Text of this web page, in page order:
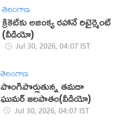
తెలంగాణ
క్రికెట్‌కు అజింక్య రహానే రిటైర్మెంట్
(వీడియో)
Jul 30, 2026, 04:07 IST
తెలంగాణ
పొంగిపొర్లుతున్న తమడా
ఘుమర్ జలపాతం(వీడియో)
Jul 30, 2026, 04:07 IST